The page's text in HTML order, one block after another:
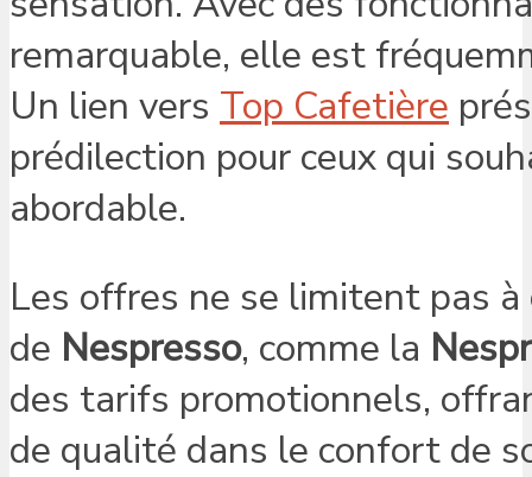
remarquable, elle est
Un lien vers Top Cafetière
prédilection pour ceux qui
abordable.
Les offres ne se limitent pas
de Nespresso, comme la
des tarifs promotionnels,
de qualité dans le confort de